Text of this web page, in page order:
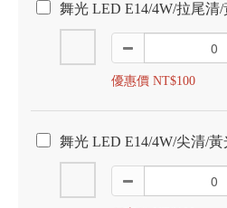
舞光 LED E14/4W/拉尾清
優惠價 NT$100
舞光 LED E14/4W/尖清/